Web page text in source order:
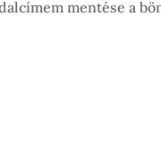
mentése a